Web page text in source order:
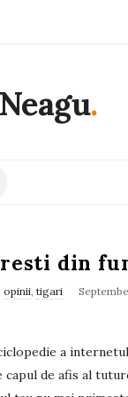
.
din
opinii, tigari
a
capul de afis al